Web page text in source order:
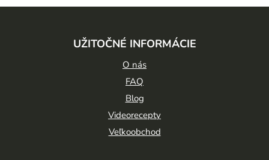
UŽITOČNÉ INFORMÁCIE
O nás
FAQ
Blog
Videorecepty
Veľkoobchod